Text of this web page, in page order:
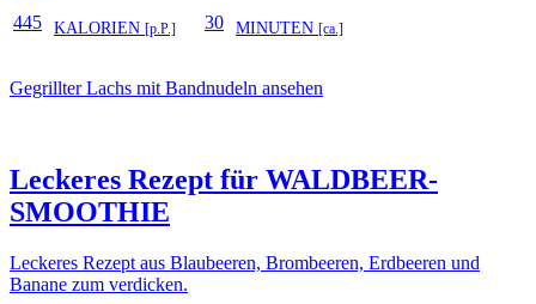
445 KALORIEN [p.P.] 30 MINUTEN [ca.]
Gegrillter Lachs mit Bandnudeln ansehen
Leckeres Rezept für WALDBEER-
SMOOTHIE
Leckeres Rezept aus Blaubeeren, Brombeeren, Erdbeeren und
Banane zum verdicken.